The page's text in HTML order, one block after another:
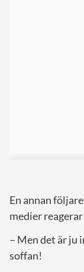
En annan
medier
– Men det är ju
soffan!